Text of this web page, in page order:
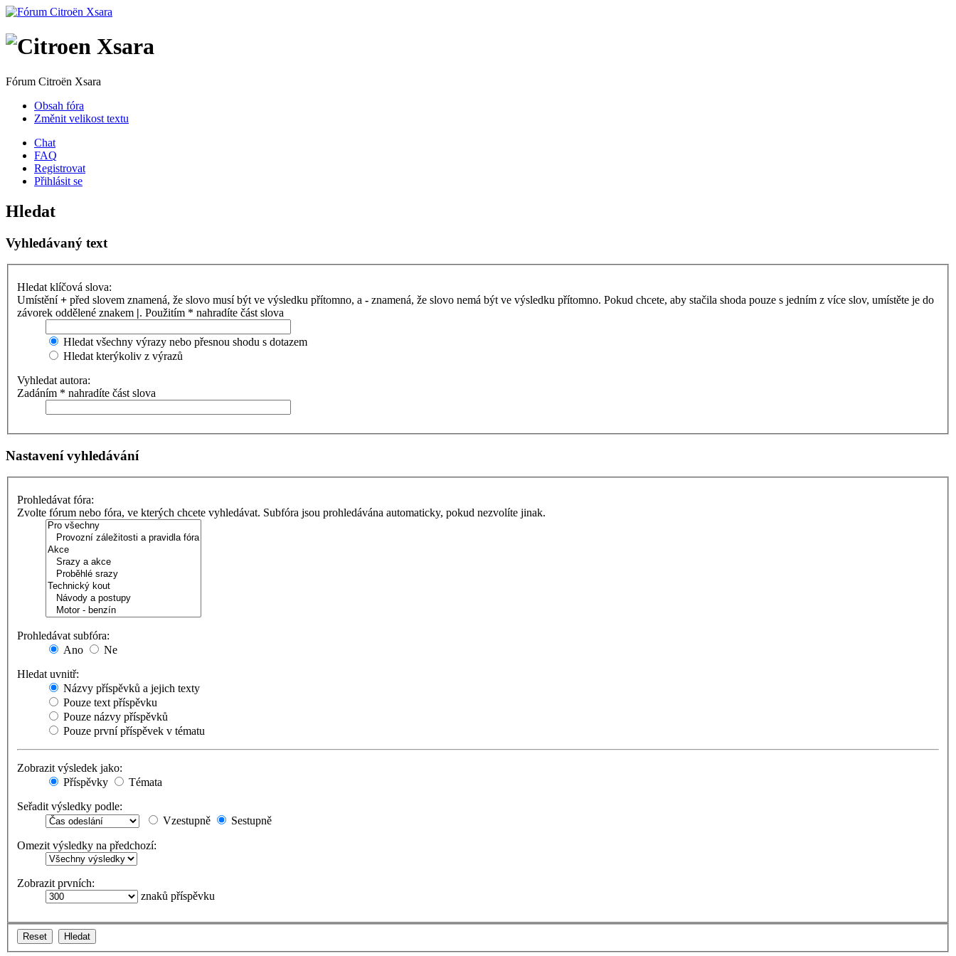
Fórum Citroën Xsara
Obsah fóra
Změnit velikost textu
Chat
FAQ
Registrovat
Přihlásit se
Hledat
Vyhledávaný text
Hledat klíčová slova:
Umístění+ před slovem znamená, že slovo musí být ve výsledku přítomno, a - znamená, že slovo nemá být ve výsledku přítomno. Pokud chcete, aby stačila shoda pouze s jedním z více slov, umístěte je do
závorek oddělené znakem |. Použitím * nahradíte část slova
Hledat všechny výrazy nebo přesnou shodu s dotazem
Hledat kterýkoliv z výrazů
Vyhledat autora:
Zadáním * nahradíte část slova
Nastavení vyhledávání
Prohledávat fóra:
Zvolte fórum nebo fóra, ve kterých chcete vyhledávat. Subfóra jsou prohledávána automaticky, pokud nezvolíte jinak.
Prohledávat subfóra:
Ano
Ne
Hledat uvnitř:
Názvy příspěvků a jejich texty
Pouze text příspěvku
Pouze názvy příspěvků
Pouze první příspěvek v tématu
Zobrazit výsledek jako:
Příspěvky
Témata
Seřadit výsledky podle:
Vzestupně
Sestupně
Omezit výsledky na předchozí:
Zobrazit prvních:
znaků příspěvku